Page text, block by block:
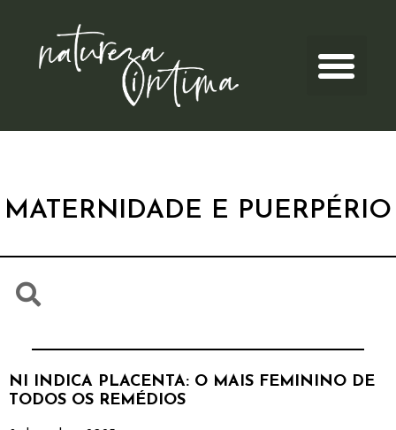
MATERNIDADE E PUERPÉRIO
NI INDICA PLACENTA: O MAIS FEMININO DE
TODOS OS REMÉDIOS